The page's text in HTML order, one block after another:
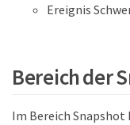
Ereignis
Bereich der
Im Bereich Snapshot